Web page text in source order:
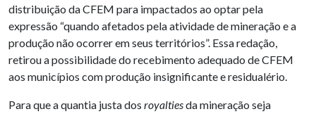
distribuição da CFEM para impactados ao optar pela
expressão “quando afetados pela atividade de mineração e a
produção não ocorrer em seus territórios”. Essa redação,
retirou a possibilidade do recebimento adequado de CFEM
aos municípios com produção insignificante e residualério.
Para que a quantia justa dos royaltiesda mineração seja